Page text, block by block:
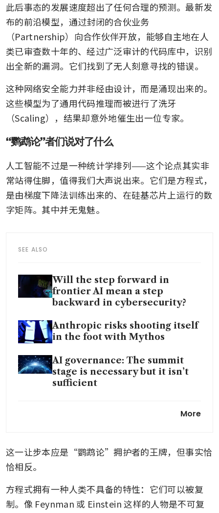
此后事态的发展速度超出了任何合理的预测。最新发
布的前沿模型，通过封闭的合伙业务
（Partnership）向合作伙伴开放，能够自主地在人
类已审查数十年的、经过广泛审计的代码库中，识别
出全新的漏洞。它们找到了无人刻意寻找的错误。
这种网络安全能力并非经由设计，而是涌现出来的。
这些模型为了通用代码推理而被进行了洗牙
（Scaling），结果却意外地催生出一位专家。
“鹦鹉论”者们说对了什么
人工智能不过是一种统计学排列——这个论点其实非
常站得住脚，值得我们大声说出来。它们是方程式，
是由梯度下降法训练出来的、在硅基芯片上运行的数
字矩阵。其中并无鬼魅。
SEE ALSO
Will the step forward in
frontier AI mean a step
backward in cybersecurity?
Anthropic risks shooting itself
in the foot with Mythos
AI governance: The summit
stage is necessary but it isn’t
sufficient
The argument that never ends
More
这一让步本应是“鹦鹉论”拥护者的王牌，但事实恰
恰相反。
方程式拥有一种人类不具备的特性：它们可以被复
制。像 Feynman 或 Einstein 这样的人物是不可复